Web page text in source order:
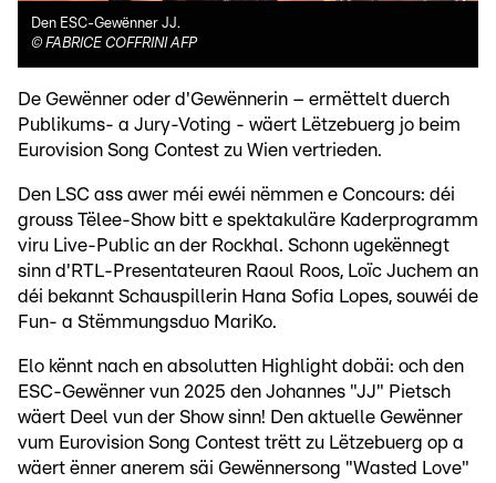
Den ESC-Gewënner JJ.
© FABRICE COFFRINI AFP
De Gewënner oder d'Gewënnerin – ermëttelt duerch
Publikums- a Jury-Voting - wäert Lëtzebuerg jo beim
Eurovision Song Contest zu Wien vertrieden.
Den LSC ass awer méi ewéi nëmmen e Concours: déi
grouss Tëlee-Show bitt e spektakuläre Kaderprogramm
viru Live-Public an der Rockhal. Schonn ugekënnegt
sinn d'RTL-Presentateuren Raoul Roos, Loïc Juchem an
déi bekannt Schauspillerin Hana Sofia Lopes, souwéi de
Fun- a Stëmmungsduo MariKo.
Elo kënnt nach en absolutten Highlight dobäi: och den
ESC-Gewënner vun 2025 den Johannes "JJ" Pietsch
wäert Deel vun der Show sinn! Den aktuelle Gewënner
vum Eurovision Song Contest trëtt zu Lëtzebuerg op a
wäert ënner anerem säi Gewënnersong "Wasted Love"